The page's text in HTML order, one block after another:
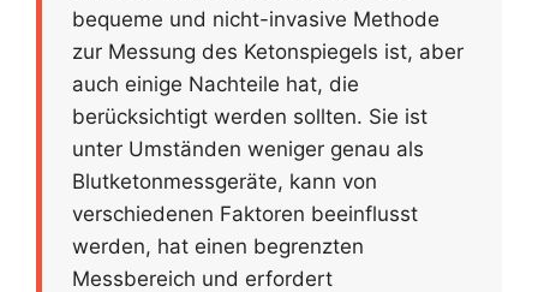
bequeme und nicht-invasive Methode
zur Messung des Ketonspiegels ist, aber
auch einige Nachteile hat, die
berücksichtigt werden sollten. Sie ist
unter Umständen weniger genau als
Blutketonmessgeräte, kann von
verschiedenen Faktoren beeinflusst
werden, hat einen begrenzten
Messbereich und erfordert